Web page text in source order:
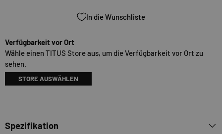
In die Wunschliste
Verfügbarkeit vor Ort
Wähle einen TITUS Store aus, um die Verfügbarkeit vor Ort zu
sehen.
STORE AUSWÄHLEN
Spezifikation